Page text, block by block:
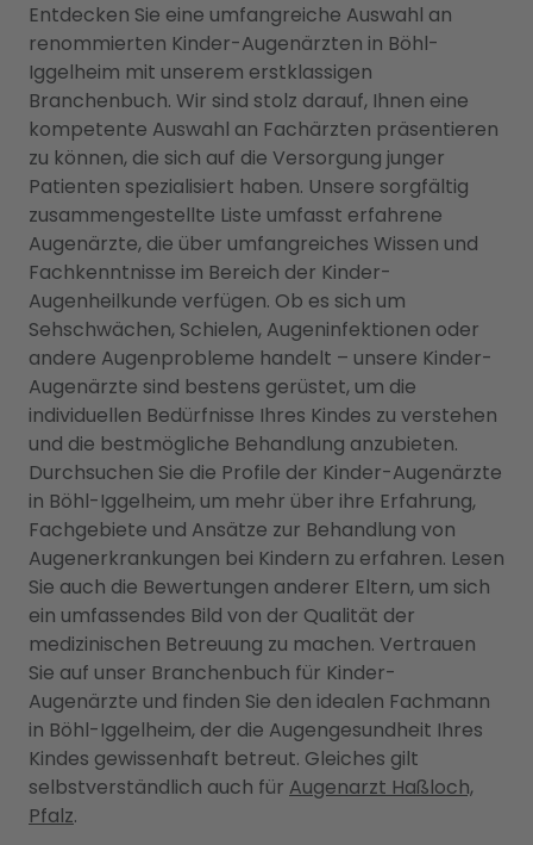
Entdecken Sie eine umfangreiche Auswahl an
renommierten Kinder-Augenärzten in Böhl-
Iggelheim mit unserem erstklassigen
Branchenbuch. Wir sind stolz darauf, Ihnen eine
kompetente Auswahl an Fachärzten präsentieren
zu können, die sich auf die Versorgung junger
Patienten spezialisiert haben. Unsere sorgfältig
zusammengestellte Liste umfasst erfahrene
Augenärzte, die über umfangreiches Wissen und
Fachkenntnisse im Bereich der Kinder-
Augenheilkunde verfügen. Ob es sich um
Sehschwächen, Schielen, Augeninfektionen oder
andere Augenprobleme handelt – unsere Kinder-
Augenärzte sind bestens gerüstet, um die
individuellen Bedürfnisse Ihres Kindes zu verstehen
und die bestmögliche Behandlung anzubieten.
Durchsuchen Sie die Profile der Kinder-Augenärzte
in Böhl-Iggelheim, um mehr über ihre Erfahrung,
Fachgebiete und Ansätze zur Behandlung von
Augenerkrankungen bei Kindern zu erfahren. Lesen
Sie auch die Bewertungen anderer Eltern, um sich
ein umfassendes Bild von der Qualität der
medizinischen Betreuung zu machen. Vertrauen
Sie auf unser Branchenbuch für Kinder-
Augenärzte und finden Sie den idealen Fachmann
in Böhl-Iggelheim, der die Augengesundheit Ihres
Kindes gewissenhaft betreut. Gleiches gilt
selbstverständlich auch für Augenarzt Haßloch,
Pfalz.